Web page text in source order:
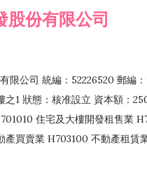
股份有限公司
限公司 統編：52226520 郵編
之1 狀態：核准設立 資本額：
住宅及大樓開發租售業
產買賣業 H703100 不動產租賃